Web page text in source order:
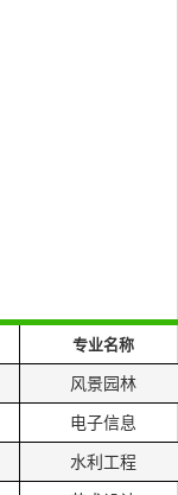
专业名称
风景园林
电子信息
水利工程